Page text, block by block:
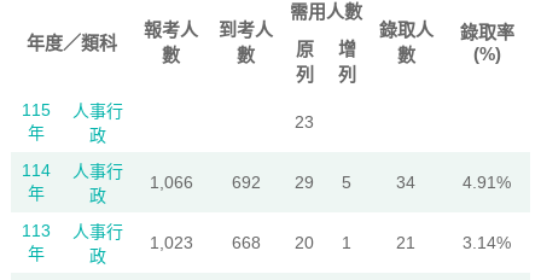
年度／類科
報考人
數
到考人
數
需用人數
錄取人
數
錄取率
(%)
原
列
增
列
115
年
人事行
政
23
114
年
人事行
政
1,066 692 29 5 34 4.91%
113
年
人事行
政
1,023 668 20 1 21 3.14%